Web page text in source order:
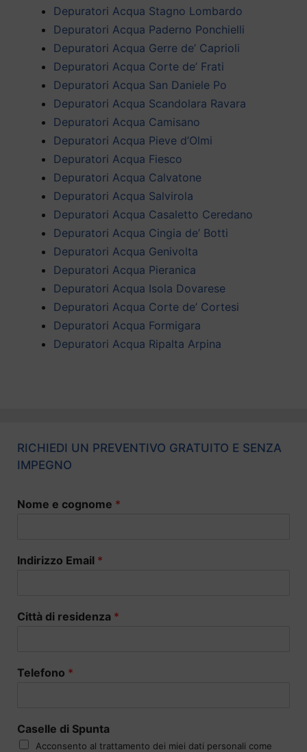
Depuratori Acqua Stagno Lombardo
Depuratori Acqua Paderno Ponchielli
Depuratori Acqua Gerre de’ Caprioli
Depuratori Acqua Corte de’ Frati
Depuratori Acqua San Daniele Po
Depuratori Acqua Scandolara Ravara
Depuratori Acqua Camisano
Depuratori Acqua Pieve d’Olmi
Depuratori Acqua Fiesco
Depuratori Acqua Calvatone
Depuratori Acqua Salvirola
Depuratori Acqua Casaletto Ceredano
Depuratori Acqua Cingia de’ Botti
Depuratori Acqua Genivolta
Depuratori Acqua Pieranica
Depuratori Acqua Isola Dovarese
Depuratori Acqua Corte de’ Cortesi
Depuratori Acqua Formigara
Depuratori Acqua Ripalta Arpina
RICHIEDI UN PREVENTIVO GRATUITO E SENZA
IMPEGNO
Nome e cognome *
Indirizzo Email *
Città di residenza *
Telefono *
Caselle di Spunta
Acconsento al trattamento dei miei dati personali come